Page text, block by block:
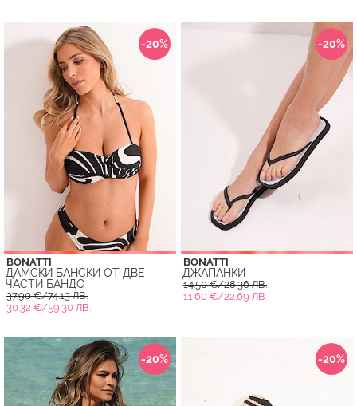
-20%
BONATTI
ДАМСКИ БАНСКИ ОТ ДВЕ
ЧАСТИ БАНДО
37.90 €/74.13 ЛВ.
30.32 €/59.30 ЛВ.
-20%
BONATTI
ДЖАПАНКИ
14.50 €/28.36 ЛВ.
11.60 €/22.69 ЛВ.
-20% -20%